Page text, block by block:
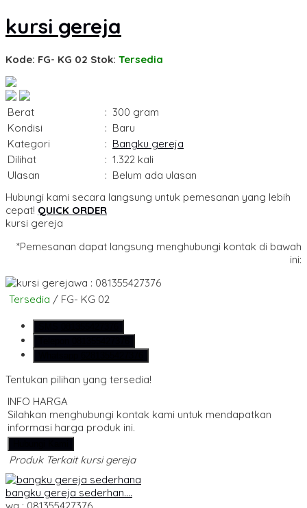
kursi gereja
Kode: FG- KG 02 Stok: Tersedia
Berat : 300 gram
Kondisi
: Baru
Kategori
: Bangku gereja
Dilihat
: 1.322 kali
Ulasan
: Belum ada ulasan
Hubungi kami secara langsung untuk pemesanan yang lebih
cepat! QUICK ORDER
kursi gereja
*Pemesanan dapat langsung menghubungi kontak di bawah
ini:
wa : 081355427376
Tersedia / FG- KG 02
Tentukan pilihan yang tersedia!
INFO HARGA
Silahkan menghubungi kontak kami untuk mendapatkan
informasi harga produk ini.
Produk Terkait kursi gereja
bangku gereja sederhan....